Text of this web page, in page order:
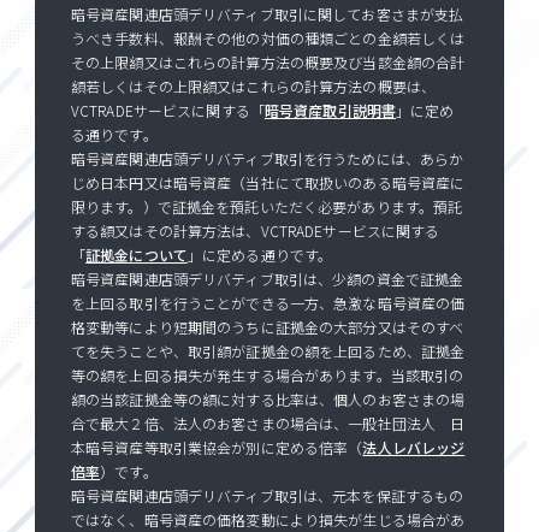
暗号資産関連店頭デリバティブ取引に関してお客さまが支払
うべき手数料、報酬その他の対価の種類ごとの金額若しくは
その上限額又はこれらの計算方法の概要及び当該金額の合計
額若しくはその上限額又はこれらの計算方法の概要は、
VCTRADEサービスに関する「暗号資産取引説明書」に定め
る通りです。
暗号資産関連店頭デリバティブ取引を行うためには、あらか
じめ日本円又は暗号資産（当社にて取扱いのある暗号資産に
限ります。）で証拠金を預託いただく必要があります。預託
する額又はその計算方法は、VCTRADEサービスに関する
「証拠金について 」に定める通りです。
暗号資産関連店頭デリバティブ取引は、少額の資金で証拠金
を上回る取引を行うことができる一方、急激な暗号資産の価
格変動等により短期間のうちに証拠金の大部分又はそのすべ
てを失うことや、取引額が証拠金の額を上回るため、証拠金
等の額を上回る損失が発生する場合があります。当該取引の
額の当該証拠金等の額に対する比率は、個人のお客さまの場
合で最大２倍、法人のお客さまの場合は、一般社団法人 日
本暗号資産等取引業協会が別に定める倍率（法人レバレッジ
倍率）です。
暗号資産関連店頭デリバティブ取引は、元本を保証するもの
ではなく、暗号資産の価格変動により損失が生じる場合があ